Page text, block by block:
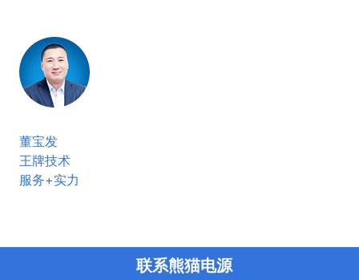
董宝发
王牌技术
服务+实力
联系熊猫电源